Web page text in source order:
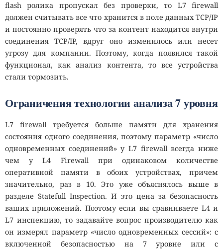
flash ролика пропускал без проверки, то L7 firewall
должен считывать все что хранится в поле данных TCP/IP
и постоянно проверять что за контент находится внутри
соединения TCP/IP, вдруг оно изменилось или несет
угрозу для компании. Поэтому, когда появился такой
функционал, как анализ контента, то все устройства
стали тормозить.
Ограничения технологии анализа 7 уровня
L7 firewall требуется больше памяти для хранения
состояния одного соединения, поэтому параметр «число
одновременных соединений» у L7 firewall всегда ниже
чем у L4 Firewall при одинаковом количестве
оперативной памяти в обоих устройствах, причем
значительно, раз в 10. Это уже объяснялось выше в
разделе Statefull Inspection. И это цена за безопасность
ваших приложений. Поэтому если вы сравниваете L4 и
L7 инспекцию, то задавайте вопрос производителю как
он измерял параметр «число одновременных сессий»: с
включенной безопасностью на 7 уровне или с